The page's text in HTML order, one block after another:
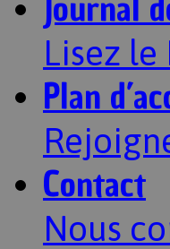
Lisez
Plan
Contact
Nous